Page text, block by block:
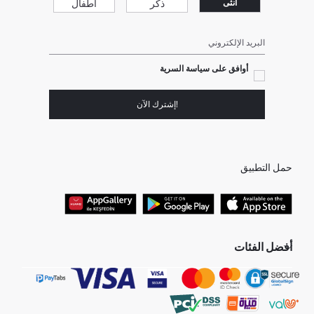
انثى ذكر أطفال
البريد الإلكتروني
أوافق على سياسة السرية
!إشترك الآن
حمل التطبيق
أفضل الفئات
جميع متاجرنا
هدايا عيد الحب
البلوفر النسائية
بلوفر رجالي
برفانات حريمى
جينز رجالي